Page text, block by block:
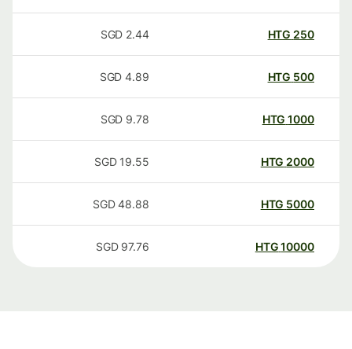
250
HTG
2.44
SGD
500
HTG
4.89
SGD
1000
HTG
9.78
SGD
2000
HTG
19.55
SGD
5000
HTG
48.88
SGD
10000
HTG
97.76
SGD